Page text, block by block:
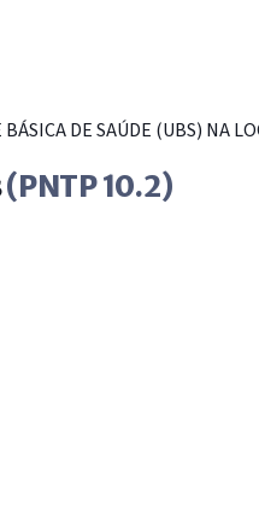
DE SAÚDE (UBS) NA
(PNTP 10.2)